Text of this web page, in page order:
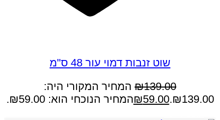
שוט זנבות דמוי עור 48 ס"מ
₪139.00
המחיר המקורי היה:
₪139.00.
₪59.00 המחיר הנוכחי הוא: ₪59.00.